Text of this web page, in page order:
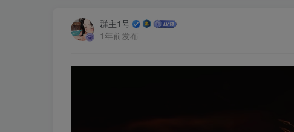
群主1号
1年前发布